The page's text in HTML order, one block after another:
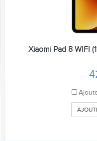
Xiaomi Pad 8 WIFI